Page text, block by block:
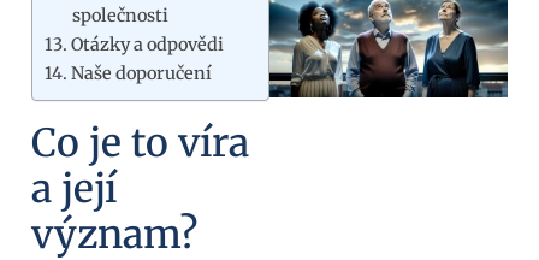
společnosti
Otázky a odpovědi
Naše doporučení
Co je to víra
a její
význam?